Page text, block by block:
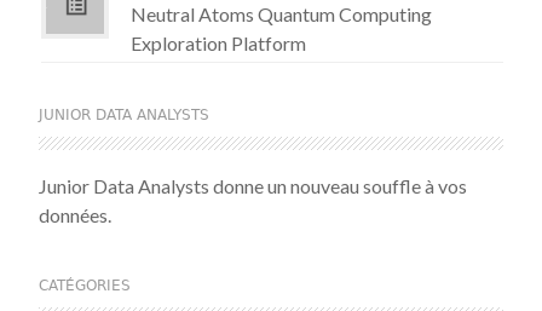
Neutral Atoms Quantum Computing
Exploration Platform
JUNIOR DATA ANALYSTS
Junior Data Analysts donne un nouveau souffle à vos
données.
CATÉGORIES